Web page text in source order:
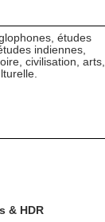
études
indiennes,
civilisation, arts,
& HDR